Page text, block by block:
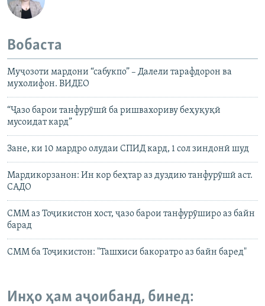
Вобаста
Муҷозоти мардони “сабукпо” – Далели тарафдорон ва
мухолифон. ВИДЕО
“Ҷазо барои танфурӯшӣ ба ришвахориву беҳуқуқӣ
мусоидат кард”
Зане, ки 10 мардро олудаи СПИД кард, 1 сол зиндонӣ шуд
Мардикорзанон: Ин кор беҳтар аз дуздию танфурӯшӣ аст.
САДО
СММ аз Тоҷикистон хост, ҷазо барои танфурӯширо аз байн
барад
СММ ба Тоҷикистон: "Ташхиси бакоратро аз байн баред"
Инҳо ҳам аҷоибанд, бинед: